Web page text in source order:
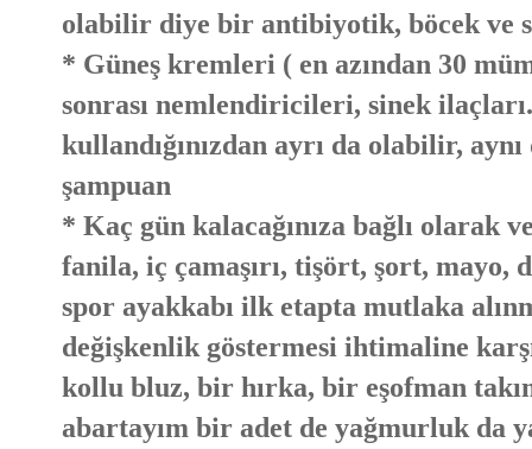
olabilir diye bir antibiyotik, böcek ve
* Güneş kremleri ( en azından 30
sonrası nemlendiricileri, sinek
kullandığınızdan ayrı da olabilir,
şampuan
* Kaç gün kalacağınıza bağlı olarak
fanila, iç çamaşırı, tişört, şort, mayo,
spor ayakkabı ilk etapta mutlaka
değişkenlik göstermesi ihtimaline
kollu bluz, bir hırka, bir eşofman
abartayım bir adet de yağmurluk da